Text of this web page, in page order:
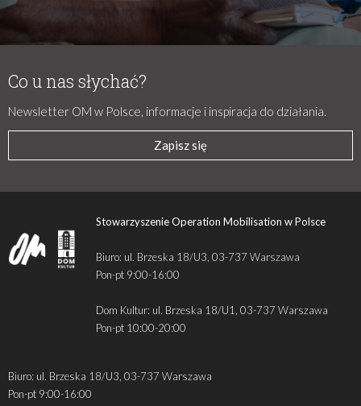
Co u nas słychać?
Newsletter OM w Polsce, informacje i inspiracja do działania.
Zapisz się
Stowarzyszenie Operation Mobilisation w Polsce
Biuro: ul. Brzeska 18/U3, 03-737 Warszawa
Pon-pt 9:00-16:00
Dom Kultur: ul. Brzeska 18/U1, 03-737 Warszawa
Pon-pt 10:00-20:00
Biuro: ul. Brzeska 18/U3, 03-737 Warszawa
Pon-pt 9:00-16:00